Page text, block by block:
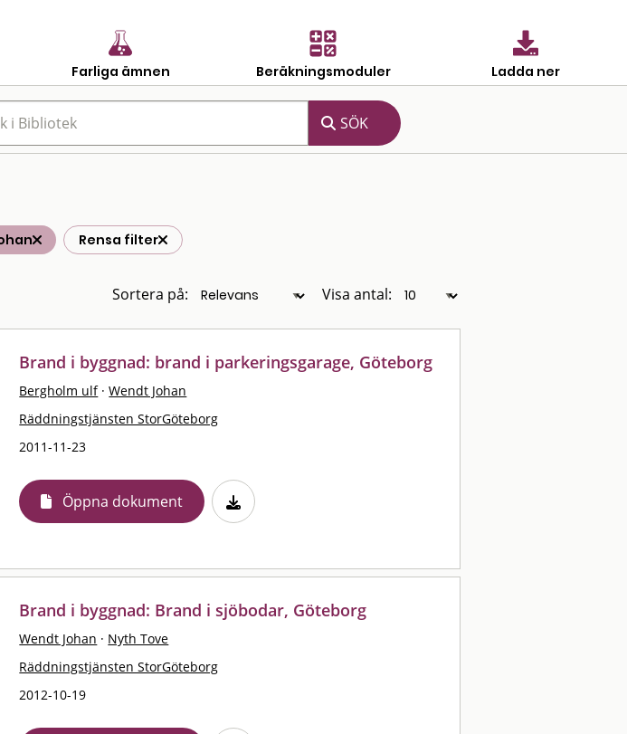
Farliga ämnen Beräkningsmoduler Ladda ner
Rensa filter
Sortera på: Visa antal:
Brand i byggnad: brand i parkeringsgarage, Göteborg
Bergholm ulf · Wendt Johan
Räddningstjänsten StorGöteborg
2011-11-23
Öppna dokument
Brand i byggnad: Brand i sjöbodar, Göteborg
Wendt Johan · Nyth Tove
Räddningstjänsten StorGöteborg
2012-10-19